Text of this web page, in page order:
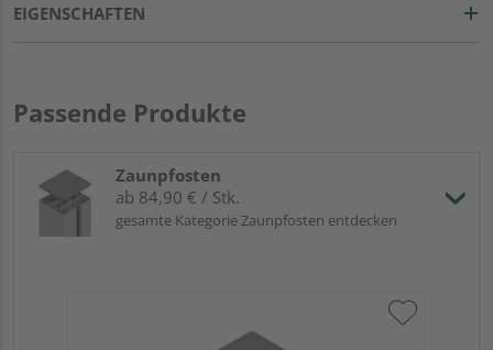
EIGENSCHAFTEN
Passende Produkte
Zaunpfosten
ab 84,90 € / Stk.
gesamte Kategorie Zaunpfosten entdecken